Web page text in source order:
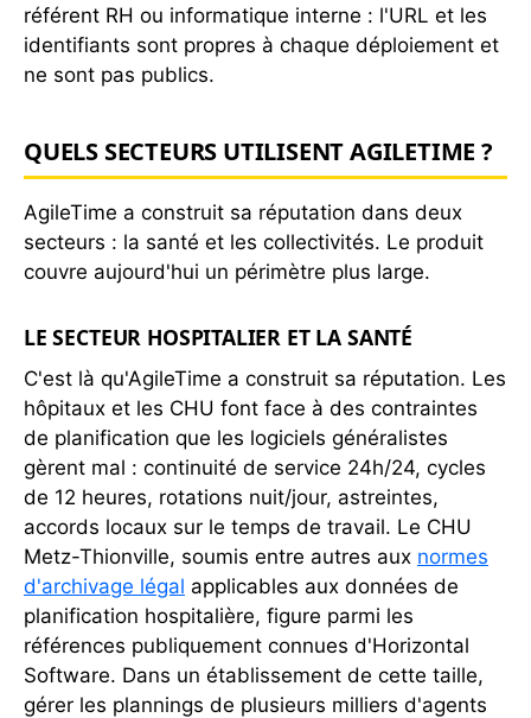
référent RH ou informatique interne : l'URL et les
identifiants sont propres à chaque déploiement et
ne sont pas publics.
QUELS SECTEURS UTILISENT AGILETIME ?
AgileTime a construit sa réputation dans deux
secteurs : la santé et les collectivités. Le produit
couvre aujourd'hui un périmètre plus large.
LE SECTEUR HOSPITALIER ET LA SANTÉ
C'est là qu'AgileTime a construit sa réputation. Les
hôpitaux et les CHU font face à des contraintes
de planification que les logiciels généralistes
gèrent mal : continuité de service 24h/24, cycles
de 12 heures, rotations nuit/jour, astreintes,
accords locaux sur le temps de travail. Le CHU
Metz-Thionville, soumis entre autres aux normes
d'archivage légal applicables aux données de
planification hospitalière, figure parmi les
références publiquement connues d'Horizontal
Software. Dans un établissement de cette taille,
gérer les plannings de plusieurs milliers d'agents